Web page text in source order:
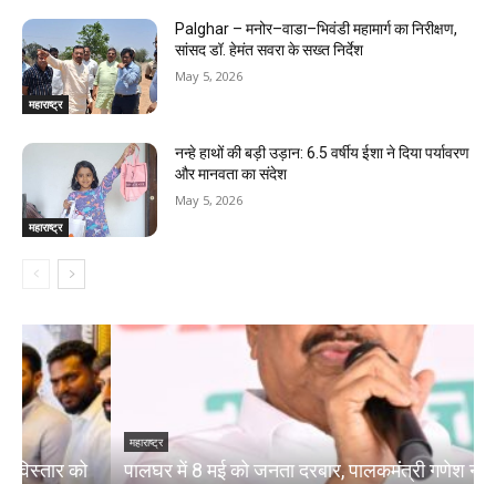
महाराष्ट्र
Palghar – मनोर–वाडा–भिवंडी महामार्ग का निरीक्षण,
सांसद डॉ. हेमंत सवरा के सख्त निर्देश
May 5, 2026
महाराष्ट्र
नन्हे हाथों की बड़ी उड़ान: 6.5 वर्षीय ईशा ने दिया पर्यावरण
और मानवता का संदेश
May 5, 2026
महाराष्ट्र
पालघर में 8 मई को जनता दरबार, पालकमंत्री गणेश नाईक करेंगे